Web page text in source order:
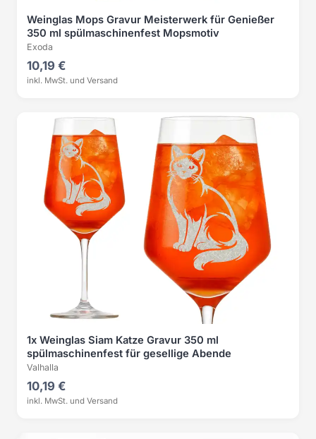
Weinglas Mops Gravur Meisterwerk für Genießer
350 ml spülmaschinenfest Mopsmotiv
Exoda
10,19 €
inkl. MwSt. und Versand
1x Weinglas Siam Katze Gravur 350 ml
spülmaschinenfest für gesellige Abende
Valhalla
10,19 €
inkl. MwSt. und Versand